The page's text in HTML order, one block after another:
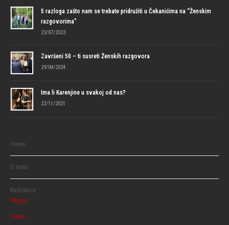
5 razloga zašto nam se trebate pridružiti u Čekanićima na “Ženskim
razgovorima”
23/07/2023
Završeni 50 – ti susreti Ženskih razgovora
29/04/2024
Ima li Karenjine u svakoj od nas?
22/11/2021
Home
O meni
Radionice
Knjige
Video